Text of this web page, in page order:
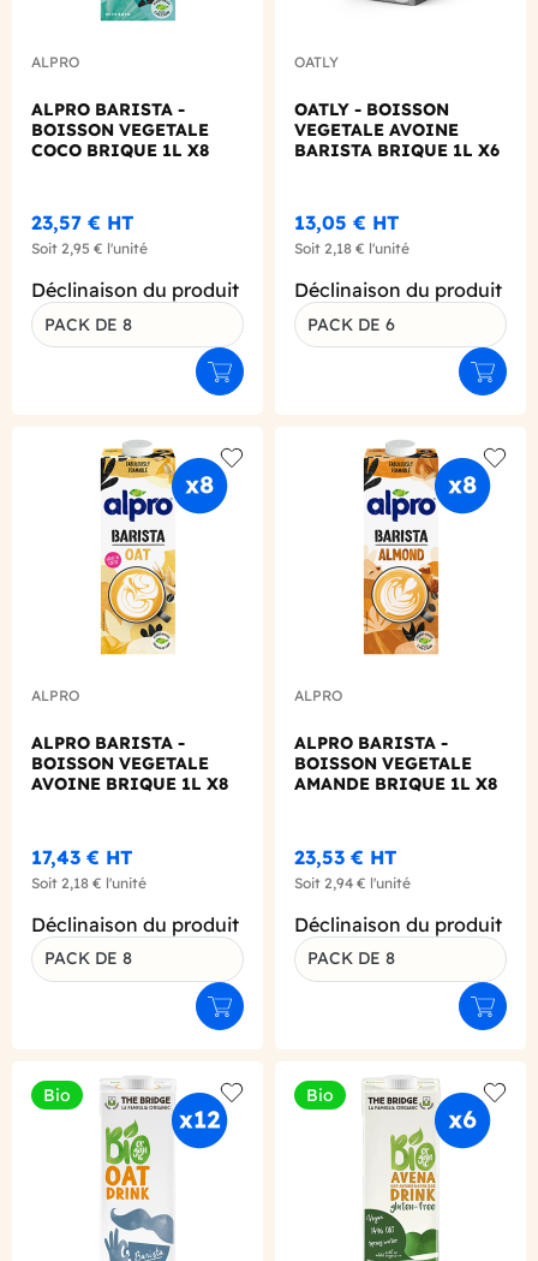
ALPRO
ALPRO BARISTA -
BOISSON VEGETALE
COCO BRIQUE 1L X8
23,57 € HT
Soit 2,95 € l'unité
Déclinaison du produit
PACK DE 8
Ajouter au panier
OATLY
OATLY - BOISSON
VEGETALE AVOINE
BARISTA BRIQUE 1L X6
13,05 € HT
Soit 2,18 € l'unité
Déclinaison du produit
PACK DE 6
Add to wishlist
ALPRO
ALPRO BARISTA -
BOISSON VEGETALE
AVOINE BRIQUE 1L X8
17,43 € HT
Soit 2,18 € l'unité
Déclinaison du produit
PACK DE 8
Ajouter au panier
Add
ALPRO
ALPRO BARISTA -
BOISSON VEGETALE
AMANDE BRIQUE 1L X8
23,53 € HT
Soit 2,94 € l'unité
Déclinaison du produit
PACK DE 8
Bio
Add to wishlist
Bio
Add